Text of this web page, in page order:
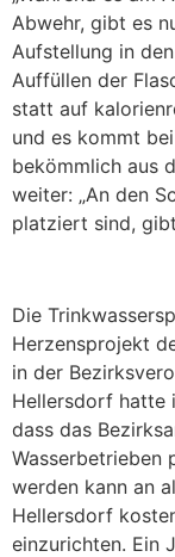
Abwehr, gibt es
Aufstellung in
Auffüllen der
statt auf
und es kommt
bekömmlich aus
weiter: „An den
platziert sind,
Die
Herzensprojekt
in der
Hellersdorf hatte
dass das
Wasserbetrieben
werden kann an
Hellersdorf
einzurichten. Ein